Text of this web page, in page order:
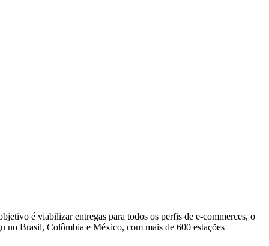
é viabilizar entregas para todos os perfis de e-commerces, o
no Brasil, Colômbia e México, com mais de 600 estações